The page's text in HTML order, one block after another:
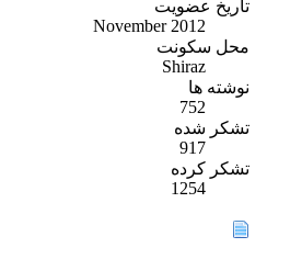
تاریخ عضویت
November 2012
محل سکونت
Shiraz
نوشته ها
752
تشکر شده
917
تشکر کرده
1254